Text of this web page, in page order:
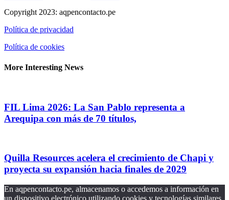
Copyright 2023: aqpencontacto.pe
Política de privacidad
Política de cookies
More Interesting News
FIL Lima 2026: La San Pablo representa a
Arequipa con más de 70 títulos,
Quilla Resources acelera el crecimiento de Chapi y
proyecta su expansión hacia finales de 2029
En aqpencontacto.pe, almacenamos o accedemos a información en
un dispositivo electrónico utilizando cookies y tecnologías similares,